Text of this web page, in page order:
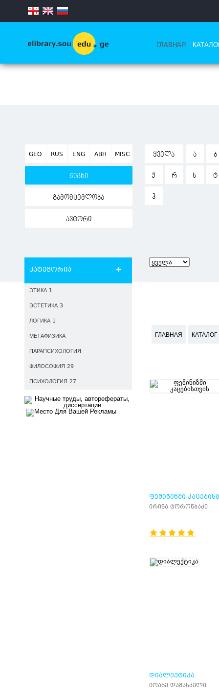
.
ГЛАВНАЯ
GEO RUS ENG ABH MISC
წიგნი
გამომცემლობა
ავტორი
ᲧᲕᲔᲚᲐ Ა Ბ
Ჟ Რ Ს Ტ
Ჰ
კატეგორია
ЭТИКА 1
ЭСТЕТИКА 3
ЛОГИКА 1
МЕТАФИЗИКА
ПАРАПСИХОЛОГИЯ
ФИЛОСОФИЯ 29
ПСИХОЛОГИЯ 27
ГЛАВНАЯ
ᲤᲔᲛᲘᲜᲘᲖᲛᲘ
ირინა ტორონჯაძე
ᲓᲘᲐᲚᲔᲥᲢᲘᲙᲐ
იოანე დამასკელი